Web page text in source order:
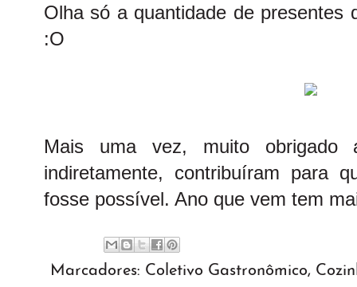
Olha só a quantidade de presentes
:O
Mais uma vez, muito
indiretamente, contribuíram para
fosse possível. Ano que vem tem
Marcadores: Coletivo Gastronômico,